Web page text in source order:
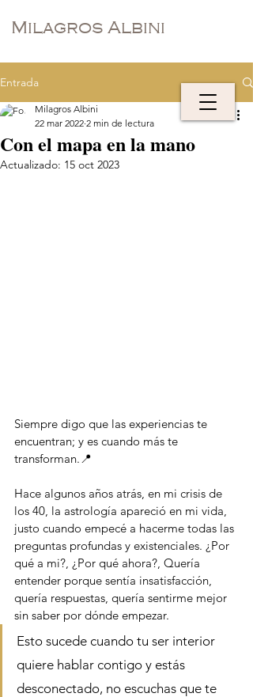
Milagros Albini
Entrada
Con el mapa en la mano
Milagros Albini
22 mar 2022 2 min de lectura
Actualizado: 15 oct 2023
Siempre digo que las experiencias te
encuentran; y es cuando más te
transforman.📍
Hace algunos años atrás, en mi crisis de
los 40, la astrología apareció en mi vida,
justo cuando empecé a hacerme todas las
preguntas profundas y existenciales. ¿Por
qué a mi?, ¿Por qué ahora?, Quería
entender porque sentía insatisfacción,
quería respuestas, quería sentirme mejor
sin saber por dónde empezar.
Esto sucede cuando tu ser interior
quiere hablar contigo y estás
desconectado, no escuchas que te